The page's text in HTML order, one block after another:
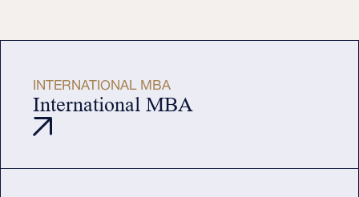
INTERNATIONAL MBA
International MBA